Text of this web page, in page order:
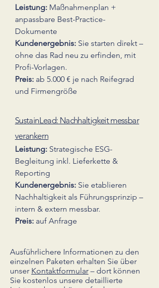
Leistung: Maßnahmenplan +
anpassbare Best-Practice-
Dokumente
Kundenergebnis: Sie starten direkt –
ohne das Rad neu zu erfinden, mit
Profi-Vorlagen.
Preis: ab 5.000 € je nach Reifegrad
und Firmengröße
SustainLead: Nachhaltigkeit messbar
verankern
Leistung: Strategische ESG-
Begleitung inkl. Lieferkette &
Reporting
Kundenergebnis: Sie etablieren
Nachhaltigkeit als Führungsprinzip –
intern & extern messbar.
Preis: auf Anfrage
​Ausführlichere Informationen zu den
einzelnen Paketen erhalten Sie über
unser Kontaktformular – dort können
Sie kostenlos unsere detaillierte